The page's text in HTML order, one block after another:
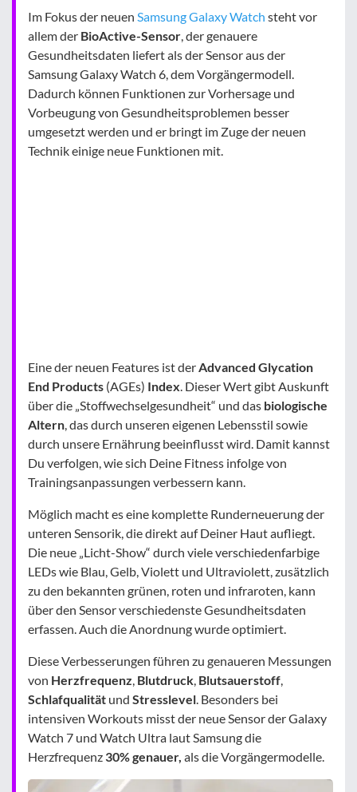
Im Fokus der neuen Samsung Galaxy Watch steht vor
allem der BioActive-Sensor, der genauere
Gesundheitsdaten liefert als der Sensor aus der
Samsung Galaxy Watch 6, dem Vorgängermodell.
Dadurch können Funktionen zur Vorhersage und
Vorbeugung von Gesundheitsproblemen besser
umgesetzt werden und er bringt im Zuge der neuen
Technik einige neue Funktionen mit.
Eine der neuen Features ist der Advanced Glycation
End Products (AGEs) Index . Dieser Wert gibt Auskunft
über die „Stoffwechselgesundheit“ und das biologische
Altern , das durch unseren eigenen Lebensstil sowie
durch unsere Ernährung beeinflusst wird. Damit kannst
Du verfolgen, wie sich Deine Fitness infolge von
Trainingsanpassungen verbessern kann.
Möglich macht es eine komplette Runderneuerung der
unteren Sensorik, die direkt auf Deiner Haut aufliegt.
Die neue „Licht-Show“ durch viele verschiedenfarbige
LEDs wie Blau, Gelb, Violett und Ultraviolett, zusätzlich
zu den bekannten grünen, roten und infraroten, kann
über den Sensor verschiedenste Gesundheitsdaten
erfassen. Auch die Anordnung wurde optimiert.
Diese Verbesserungen führen zu genaueren Messungen
von Herzfrequenz Blutdruck Blutsauerstoff
Schlafqualität und Stresslevel . Besonders bei
intensiven Workouts misst der neue Sensor der Galaxy
Watch 7 und Watch Ultra laut Samsung die
Herzfrequenz 30% genauer, als die Vorgängermodelle.